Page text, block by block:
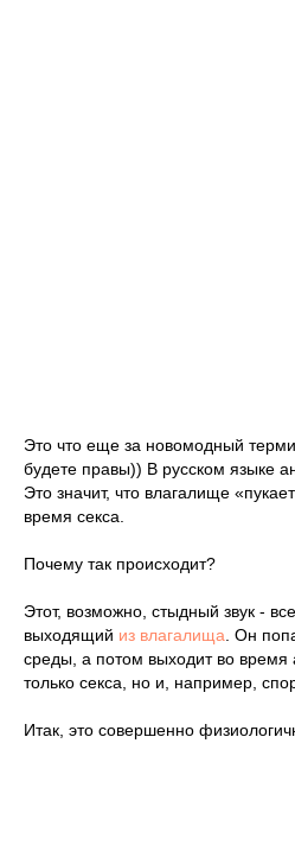
Это что еще за новомодный
будете правы)) В русском языке
Это значит, что влагалище
время секса.
Почему так происходит?
Этот, возможно, стыдный звук -
выходящий из влагалища . Он
среды, а потом выходит во время
только секса, но и, например,
Итак, это совершенно